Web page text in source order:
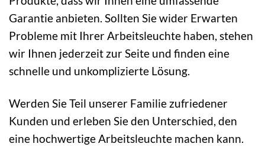
Garantie anbieten. Sollten Sie wider Erwarten
Probleme mit Ihrer Arbeitsleuchte haben, stehen
wir Ihnen jederzeit zur Seite und finden eine
schnelle und unkomplizierte Lösung.
Werden Sie Teil unserer Familie zufriedener
Kunden und erleben Sie den Unterschied, den
eine hochwertige Arbeitsleuchte machen kann.